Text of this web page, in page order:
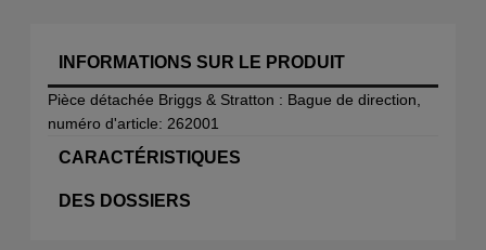
INFORMATIONS SUR LE PRODUIT
Pièce détachée Briggs & Stratton : Bague de direction,
numéro d'article: 262001
CARACTÉRISTIQUES
DES DOSSIERS